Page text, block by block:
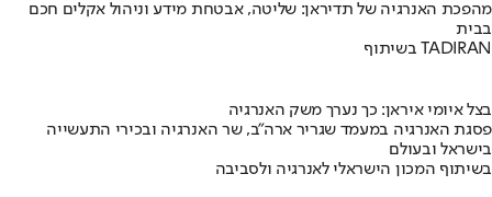
מהפכת האנרגיה של תדיראן: שליטה, אבטחת מידע וניהול אקלים חכם
בבית
בשיתוף TADIRAN
בצל איומי איראן: כך נערך משק האנרגיה
פסגת האנרגיה במעמד שגריר ארה"ב, שר האנרגיה ובכירי התעשייה
בישראל ובעולם
בשיתוף המכון הישראלי לאנרגיה ולסביבה